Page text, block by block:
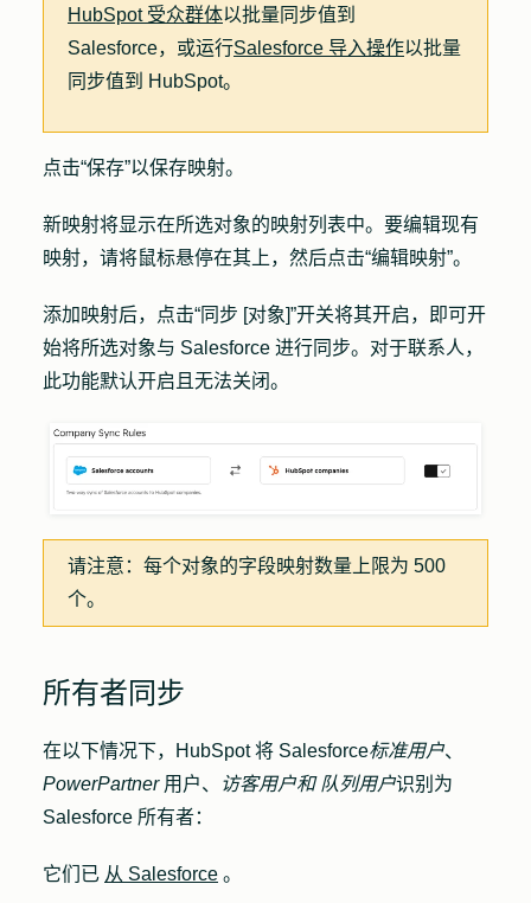
HubSpot 受众群体以批量同步值到
Salesforce，或运行Salesforce 导入操作以批量
同步值到 HubSpot。
点击“保存”以保存映射。
新映射将显示在所选对象的映射列表中。要编辑现有
映射，请将鼠标悬停在其上，然后点击“编辑映射”。
添加映射后，点击“同步 [对象]”开关将其开启，即可开
始将所选对象与 Salesforce 进行同步。对于联系人，
此功能默认开启且无法关闭。
请注意： 每个对象的字段映射数量上限为 500
个。
所有者同步
在以下情况下，HubSpot 将 Salesforce标准用户、
PowerPartner用户、 访客用户和 队列用户识别为
Salesforce 所有者：
它们已 从 Salesforce 。